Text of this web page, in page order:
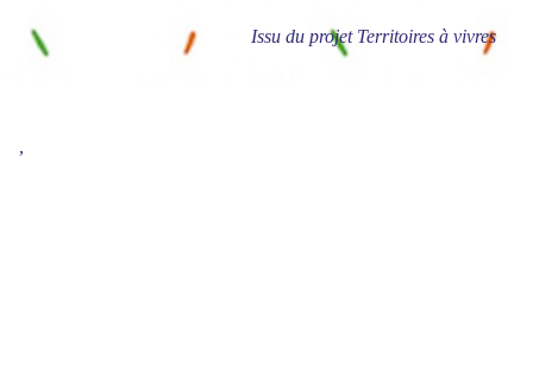
Issu du projet Territoires à vivres
,